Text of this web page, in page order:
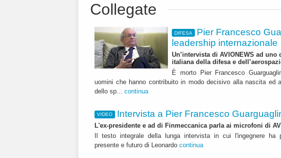
Collegate
DIFESA
Pier Francesco
leadership internazionale
Un’intervista di AVIONEWS ad
italiana della difesa e
È morto Pier Francesco
uomini che hanno contribuito in modo decisivo alla nascita ed
dello sp... continua
VIDEO Intervista a Pier Francesco
L'ex-presidente e ad di Finmeccanica parla ai microfoni di
Il testo integrale della lunga intervista in cui l'ingegnere ha
presente e futuro di Leonardo continua